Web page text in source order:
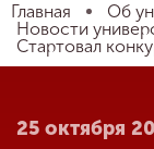
Главная
Об
Новости
Стартовал
25 октября